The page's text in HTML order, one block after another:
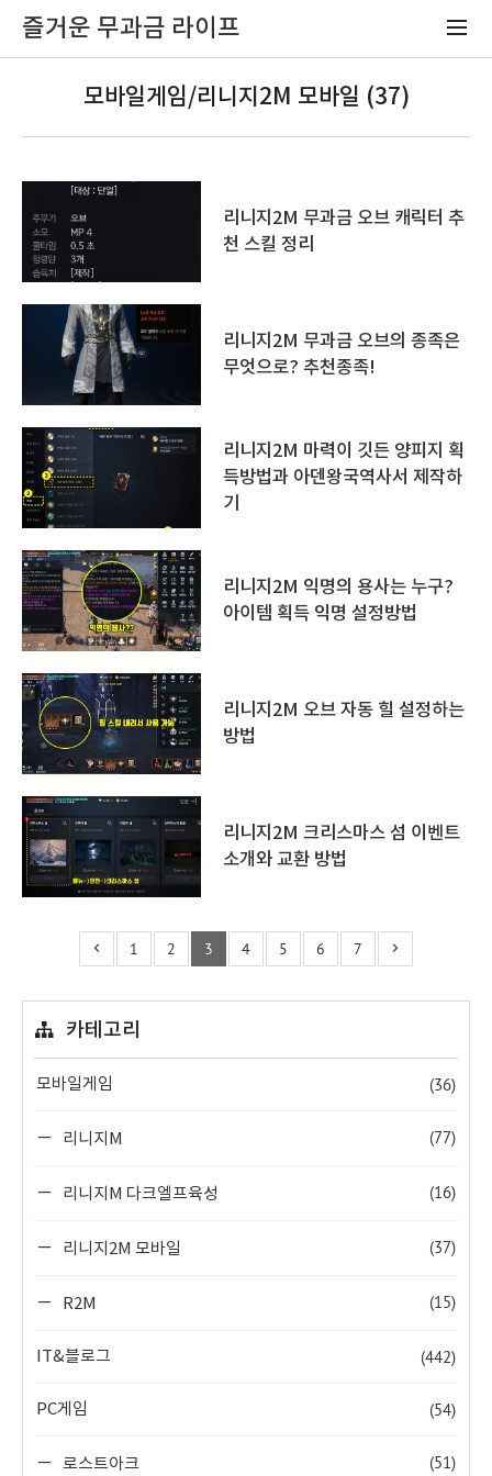
즐거운 무과금 라이프
모바일게임/리니지2M 모바일 (37)
리니지2M 무과금 오브 캐릭터 추
천 스킬 정리
리니지2M 무과금 오브의 종족은
무엇으로? 추천종족!
리니지2M 마력이 깃든 양피지 획
득방법과 아덴왕국역사서 제작하
기
리니지2M 익명의 용사는 누구?
아이템 획득 익명 설정방법
리니지2M 오브 자동 힐 설정하는
방법
리니지2M 크리스마스 섬 이벤트
소개와 교환 방법
1 2 3 4 5 6 7
카테고리
모바일게임 (36)
리니지M (77)
리니지M 다크엘프육성 (16)
리니지2M 모바일 (37)
R2M (15)
IT&블로그 (442)
PC게임 (54)
로스트아크 (51)